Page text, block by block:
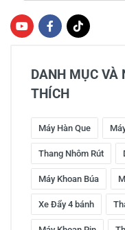
DANH MỤC VÀ
THÍCH
Máy Hàn Que
Thang Nhôm Rút
Máy Khoan Búa
Xe Đẩy 4 bánh